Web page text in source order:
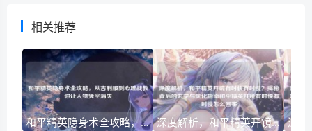
相关推荐
和平精英隐身术全攻略，从吉利服到心理战教你让人物凭空消失 深度解析，和平精英开镜有时快有时慢？揭秘背后的玄学与优化指南和平精英开镜有时快有时慢怎么回事